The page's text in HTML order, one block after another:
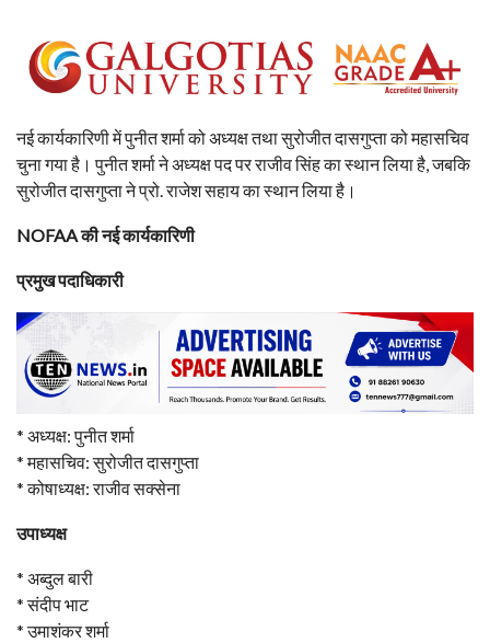
नई कार्यकारिणी में पुनीत शर्मा को अध्यक्ष तथा सुरोजीत दासगुप्ता को महासचिव
चुना गया है। पुनीत शर्मा ने अध्यक्ष पद पर राजीव सिंह का स्थान लिया है, जबकि
सुरोजीत दासगुप्ता ने प्रो. राजेश सहाय का स्थान लिया है।
NOFAA की नई कार्यकारिणी
प्रमुख पदाधिकारी
* अध्यक्ष: पुनीत शर्मा
* महासचिव: सुरोजीत दासगुप्ता
* कोषाध्यक्ष: राजीव सक्सेना
उपाध्यक्ष
* अब्दुल बारी
* संदीप भाट
* उमाशंकर शर्मा